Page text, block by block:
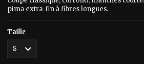
pima extra-fin à fibres longues.
Taille